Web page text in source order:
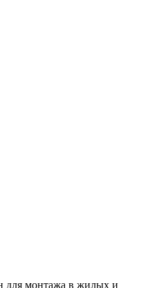
для монтажа в жилых и